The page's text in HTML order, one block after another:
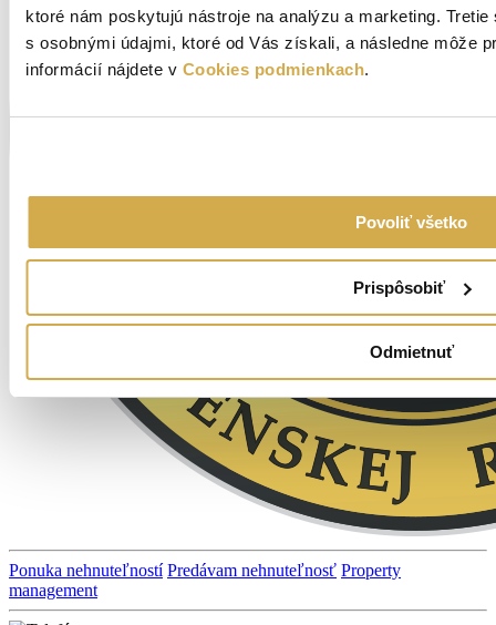
ktoré nám poskytujú nástroje na analýzu a marketing.
s osobnými údajmi, ktoré od Vás získali, a následne môže
informácií nájdete v Cookies podmienkach.
Povoliť všetko
Prispôsobiť
Odmietnuť
Ponuka nehnuteľností Predávam nehnuteľnosť Property
management